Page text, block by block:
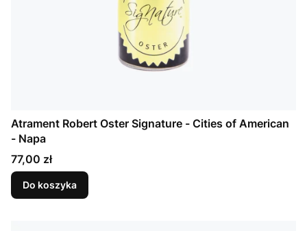
Atrament Robert Oster Signature - Cities of American
- Napa
Cena
77,00 zł
Do koszyka